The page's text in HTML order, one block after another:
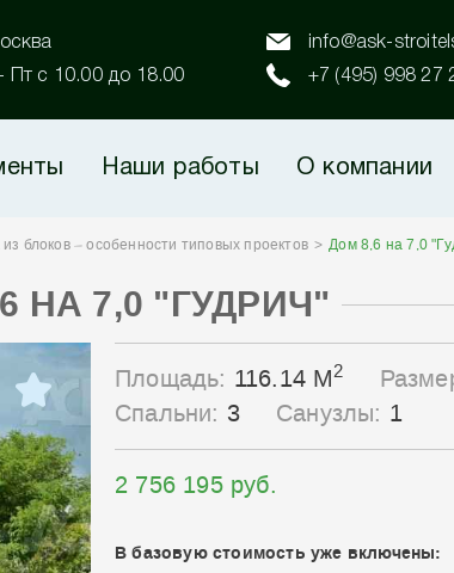
- Пт с 10.00 до 18.00
info@ask-
+7 (495) 998 27
Наши работы О компании
блоков – особенности типовых проектов Дом 8,6 на 7,0
НА 7,0 "ГУДРИЧ"
Площадь: 116.14 М2
Спальни: 3 Санузлы: 1
2 756 195 руб.
В базовую стоимость уже включены: